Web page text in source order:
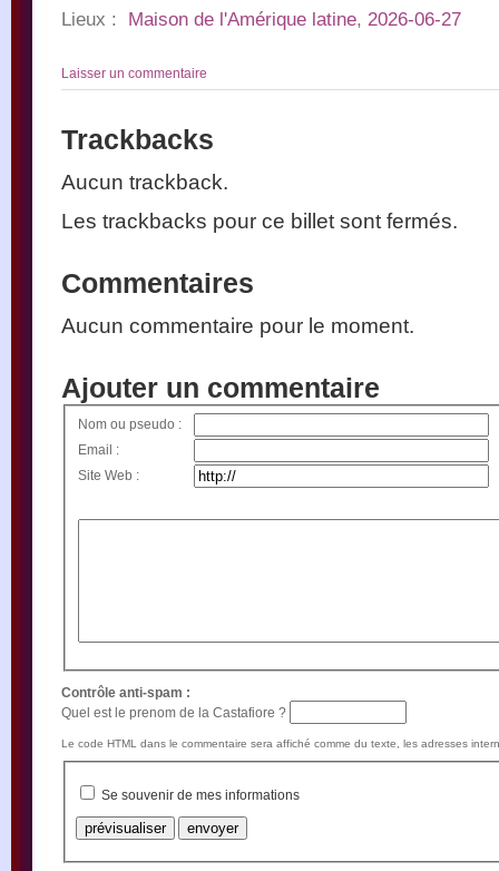
Lieux : Maison de l'Amérique latine, 2026-06-27
Laisser un commentaire
Trackbacks
Aucun trackback.
Les trackbacks pour ce billet sont fermés.
Commentaires
Aucun commentaire pour le moment.
Ajouter un commentaire
Nom ou pseudo :
Email :
Site Web :
Contrôle anti-spam :
Quel est le prenom de la Castafiore ?
Le code HTML dans le commentaire sera affiché comme du texte, les adresses
Se souvenir de mes informations